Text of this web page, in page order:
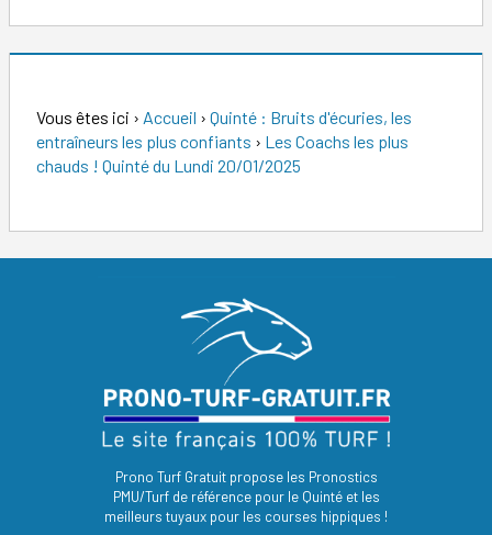
Vous êtes ici › Accueil › Quinté : Bruits d'écuries, les
entraîneurs les plus confiants › Les Coachs les plus
chauds ! Quinté du Lundi 20/01/2025
Prono Turf Gratuit propose les Pronostics
PMU/Turf de référence pour le Quinté et les
meilleurs tuyaux pour les courses hippiques !